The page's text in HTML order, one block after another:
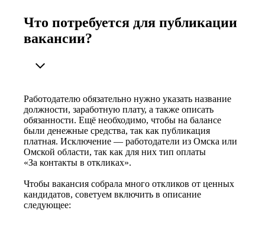
Что потребуется для публикации
вакансии?
Работодателю обязательно нужно указать название
должности, заработную плату, а также описать
обязанности. Ещё необходимо, чтобы на балансе
были денежные средства, так как публикация
платная. Исключение — работодатели из Омска или
Омской области, так как для них тип оплаты
«За контакты в откликах».
Чтобы вакансия собрала много откликов от ценных
кандидатов, советуем включить в описание
следующее: